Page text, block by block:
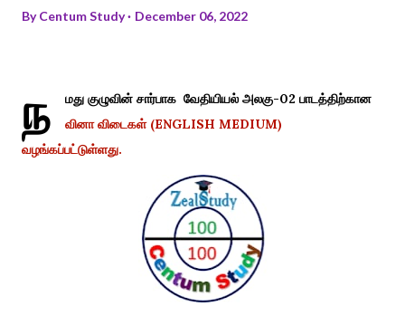
ByCentum Study December 06, 2022
ந
மது குழுவின் சார்பாக வேதியியல் அலகு-02 பாடத்திற்கான
வினா விடைகள் (ENGLISH MEDIUM)
வழங்கப்பட்டுள்ளது.